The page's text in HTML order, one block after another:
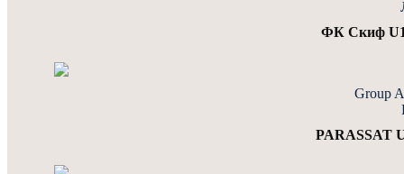
ФК Скиф
Group
PARASSAT